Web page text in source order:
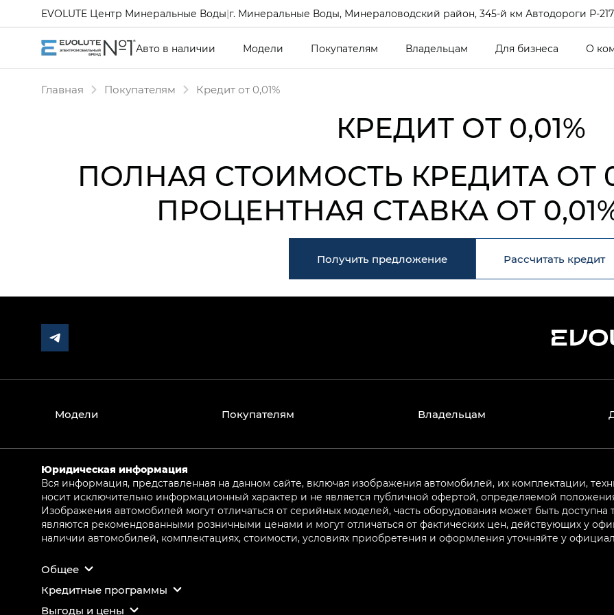
EVOLUTE Центр Минеральные Воды|г. Минеральные Воды, Минераловодский район, 345-й км Автодороги Р-217
Авто в наличии Модели Покупателям Владельцам Для бизнеса О
Главная Покупателям Кредит от 0,01%
КРЕДИТ ОТ 0,01%
ПОЛНАЯ СТОИМОСТЬ КРЕДИТА ОТ
ПРОЦЕНТНАЯ СТАВКА ОТ
Получить предложение Рассчитать кредит
Модели Покупателям Владельцам
Юридическая информация
Вся информация, представленная на данном сайте, включая изображения автомобилей, их комплектации,
носит исключительно информационный характер и не является публичной офертой, определяемой
Изображения автомобилей могут отличаться от серийных моделей, часть оборудования может быть
являются рекомендованными розничными ценами и могут отличаться от фактических цен, действующих у
наличии автомобилей, комплектациях, стоимости, условиях приобретения и оформления уточняйте у
Общее
Кредитные программы
Выгоды и цены